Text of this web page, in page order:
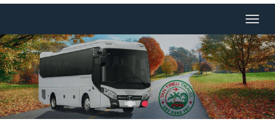
Menu